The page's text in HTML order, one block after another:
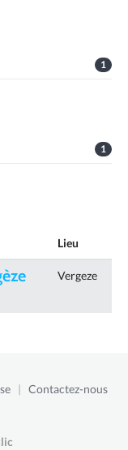
1
1
Lieu
Vergeze
| Contactez-nous